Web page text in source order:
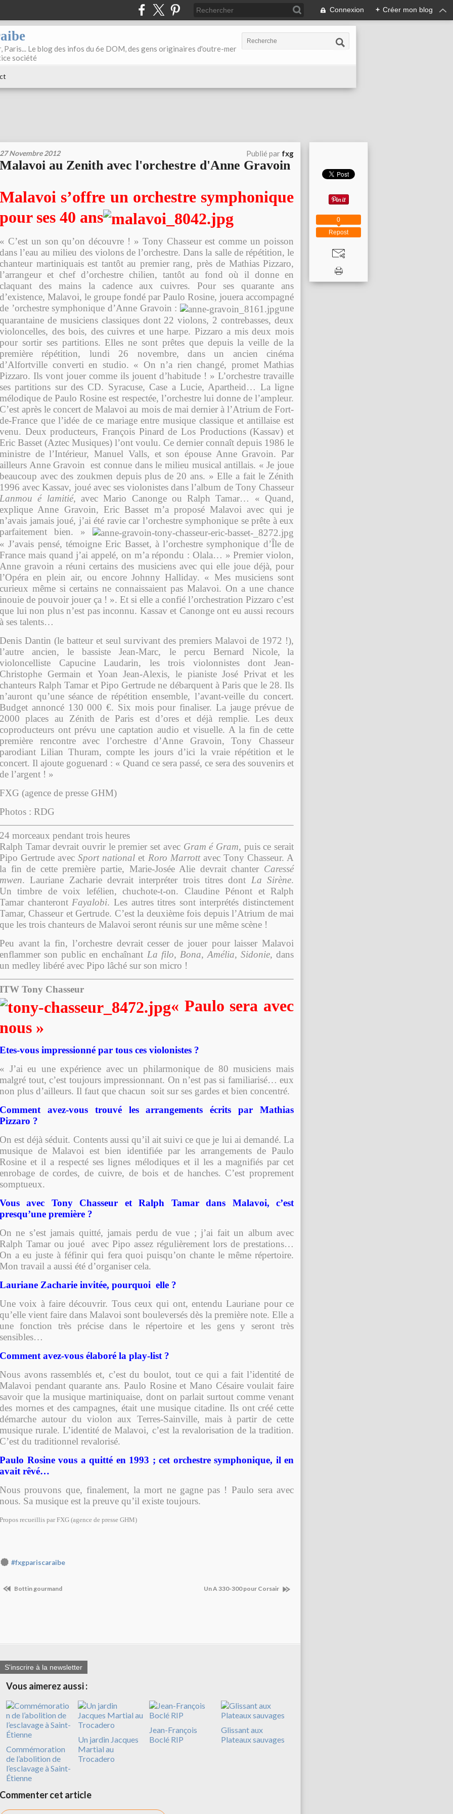
Connexion + Créer mon blog
Paris... Le blog des infos du 6e DOM, des gens originaires d'outre-mer
société
27 Novembre 2012 Publié par fxg
Malavoi au Zenith avec l'orchestre d'Anne Gravoin
Malavoi s’offre un orchestre symphonique
pour ses 40 ans
« C’est un son qu’on découvre ! » Tony Chasseur est comme un poisson
dans l’eau au milieu des violons de l’orchestre. Dans la salle de répétition, le
chanteur martiniquais est tantôt au premier rang, près de Mathias Pizzaro,
l’arrangeur et chef d’orchestre chilien, tantôt au fond où il donne en
claquant des mains la cadence aux cuivres. Pour ses quarante ans
d’existence, Malavoi, le groupe fondé par Paulo Rosine, jouera accompagné
de ’orchestre symphonique d’Anne Gravoin :
une
quarantaine de musiciens classiques dont 22 violons, 2 contrebasses, deux
violoncelles, des bois, des cuivres et une harpe. Pizzaro a mis deux mois
pour sortir ses partitions. Elles ne sont prêtes que depuis la veille de la
première répétition, lundi 26 novembre, dans un ancien cinéma
d’Alfortville converti en studio. « On n’a rien changé, promet Mathias
Pizzaro. Ils vont jouer comme ils jouent d’habitude ! » L’orchestre travaille
ses partitions sur des CD. Syracuse, Case a Lucie, Apartheid… La ligne
mélodique de Paulo Rosine est respectée, l’orchestre lui donne de l’ampleur.
C’est après le concert de Malavoi au mois de mai dernier à l’Atrium de Fort-
de-France que l’idée de ce mariage entre musique classique et antillaise est
venu. Deux producteurs, François Pinard de Los Productions (Kassav) et
Eric Basset (Aztec Musiques) l’ont voulu. Ce dernier connaît depuis 1986 le
ministre de l’Intérieur, Manuel Valls, et son épouse Anne Gravoin. Par
ailleurs Anne Gravoin est connue dans le milieu musical antillais. « Je joue
beaucoup avec des zoukmen depuis plus de 20 ans. » Elle a fait le Zénith
1996 avec Kassav, joué avec ses violonistes dans l’album de Tony Chasseur
Lanmou é lamitié, avec Mario Canonge ouRalph Tamar… « Quand,
explique Anne Gravoin, Eric Basset m’a proposé Malavoi avec qui je
n’avais jamais joué, j’ai été ravie car l’orchestre symphonique se prête à eux
parfaitement bien. »
« J’avais pensé, témoigneEric Basset, à l’orchestre symphonique d’Île de
France mais quand j’ai appelé, on m’a répondu : Olala… » Premier violon,
Anne gravoin a réuni certains des musiciens avec qui elle joue déjà, pour
l’Opéra en plein air, ou encore Johnny Halliday. « Mes musiciens sont
curieux même si certains ne connaissaient pas Malavoi. On a une chance
inouie de pouvoir jouer ça ! ». Et si elle a confié l’orchestration Pizzaro c’est
que lui non plus n’est pas inconnu. Kassav et Canonge ont eu aussi recours
à ses talents…
Denis Dantin (le batteur et seul survivant des premiers Malavoi de 1972 !),
l’autre ancien, le bassiste Jean-Marc, le percu Bernard Nicole,
la
violoncelliste Capucine Laudarin, les trois violonnistes dont Jean-
Christophe Germain et Yoan Jean-Alexis, le pianiste José Privat et les
chanteursRalph Tamar et Pipo Gertrude ne débarquent à Paris que le 28. Ils
n’auront qu’une séance de répétition ensemble, l’avant-veille du concert.
Budget annoncé 130 000 €. Six mois pour finaliser. La jauge prévue de
2000 places au Zénith de Paris est d’ores et déjà remplie. Les deux
coproducteurs ont prévu une captation audio et visuelle. A la fin de cette
première rencontre avec l’orchestre d’Anne Gravoin, Tony Chasseur
parodiant Lilian Thuram, compte les jours d’ici la vraie répétition et le
concert. Il ajoute goguenard : « Quand ce sera passé, ce sera des souvenirs et
de l’argent ! »
FXG (agence de presse GHM)
Photos : RDG
24 morceaux pendant trois heures
Ralph Tamardevrait ouvrir le premier set avec Gram é Gram, puis ce serait
Pipo Gertrude avecSport national et Roro Marrottavec Tony Chasseur. A
la fin de cette première partie, Marie-Josée Alie devrait chanter Caressé
mwen. Lauriane Zacharie devrait interpréter trois titres dont La Sirène.
Un timbre de voix lefélien, chuchote-t-on. Claudine Pénont et Ralph
Tamar chanteront Fayalobi. Les autres titres sont interprétés distinctement
Tamar, Chasseur et Gertrude. C’est la deuxième fois depuis l’Atrium de mai
que les trois chanteurs de Malavoi seront réunis sur une même scène !
Peu avant la fin, l’orchestre devrait cesser de jouer pour laisser Malavoi
enflammer son public en enchaînant La filo, Bona, Amélia, Sidonie, dans
un medley libéré avec Pipo lâché sur son micro !
ITW Tony Chasseur
« Paulo sera avec
nous »
Etes-vous impressionné par tous ces violonistes ?
« J’ai eu une expérience avec un philarmonique de 80 musiciens mais
malgré tout, c’est toujours impressionnant. On n’est pas si familiarisé… eux
non plus d’ailleurs. Il faut que chacun soit sur ses gardes et bien concentré.
Comment avez-vous trouvé les arrangements écrits par Mathias
Pizzaro ?
On est déjà séduit. Contents aussi qu’il ait suivi ce que je lui ai demandé. La
musique de Malavoi est bien identifiée par les arrangements de Paulo
Rosine et il a respecté ses lignes mélodiques et il les a magnifiés par cet
enrobage de cordes, de cuivre, de bois et de hanches. C’est proprement
somptueux.
Vous avec Tony Chasseur etRalph Tamardans Malavoi, c’est
presqu’une première ?
On ne s’est jamais quitté, jamais perdu de vue ; j’ai fait un album avec
Ralph Tamar ou joué avec Pipo assez régulièrement lors de prestations…
On a eu juste à féfinir qui fera quoi puisqu’on chante le même répertoire.
Mon travail a aussi été d’organiser cela.
Lauriane Zacharie invitée, pourquoi elle ?
Une voix à faire découvrir. Tous ceux qui ont, entendu Lauriane pour ce
qu’elle vient faire dans Malavoi sont bouleversés dès la première note. Elle a
une fonction très précise dans le répertoire et les gens y seront très
sensibles…
Comment avez-vous élaboré la play-list ?
Nous avons rassemblés et, c’est du boulot, tout ce qui a fait l’identité de
Malavoi pendant quarante ans. Paulo Rosine et Mano Césaire voulait faire
savoir que la musique martiniquaise, dont on parlait surtout comme venant
des mornes et des campagnes, était une musique citadine. Ils ont créé cette
démarche autour du violon aux Terres-Sainville, mais à partir de cette
musique rurale. L’identité de Malavoi, c’est la revalorisation de la tradition.
C’est du traditionnel revalorisé.
Paulo Rosine vous a quitté en 1993 ; cet orchestre symphonique, il en
avait rêvé…
Nous prouvons que, finalement, la mort ne gagne pas ! Paulo sera avec
nous. Sa musique est la preuve qu’il existe toujours.
Propos recueillis par FXG (agence de presse GHM)
#fxgpariscaraibe
Bottin gourmand Un A 330-300 pour Corsair
S'inscrire à la newsletter
Vous aimerez aussi :
Commémoration
de l’abolition de
l’esclavage à Saint-
Étienne
Un jardin Jacques
Martial au
Trocadero
Jean-François
Boclé RIP
Glissant aux
Plateaux sauvages
Commenter cet article
Repost
0